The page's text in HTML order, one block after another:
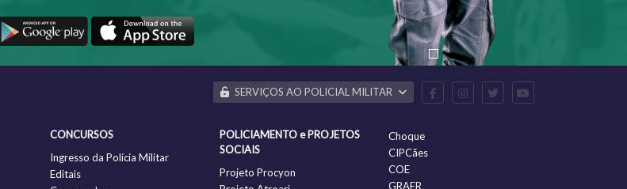
SERVIÇOS AO POLICIAL MILITAR
CONCURSOS
Ingresso da Polícia Militar
Editais
POLICIAMENTO e PROJETOS
SOCIAIS
Projeto Procyon
Choque
CIPCães
COE
GRAER